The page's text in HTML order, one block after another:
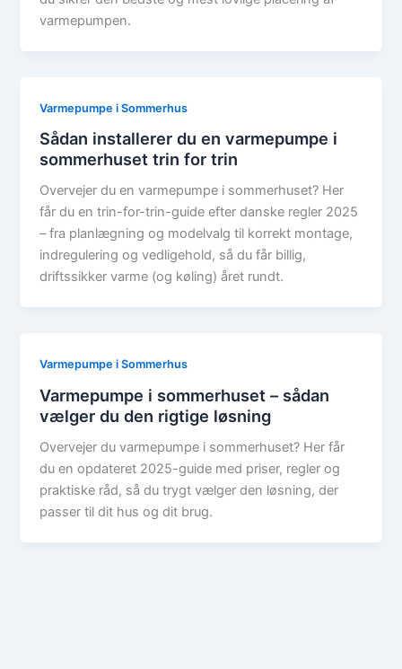
varmepumpen.
Varmepumpe i Sommerhus
Sådan installerer du en varmepumpe i
sommerhuset trin for trin
Overvejer du en varmepumpe i sommerhuset? Her
får du en trin-for-trin-guide efter danske regler 2025
– fra planlægning og modelvalg til korrekt montage,
indregulering og vedligehold, så du får billig,
driftssikker varme (og køling) året rundt.
Varmepumpe i Sommerhus
Varmepumpe i sommerhuset – sådan
vælger du den rigtige løsning
Overvejer du varmepumpe i sommerhuset? Her får
du en opdateret 2025-guide med priser, regler og
praktiske råd, så du trygt vælger den løsning, der
passer til dit hus og dit brug.